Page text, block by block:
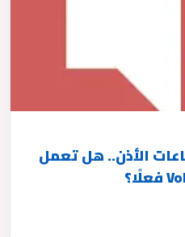
الأذن.. هل تعمل